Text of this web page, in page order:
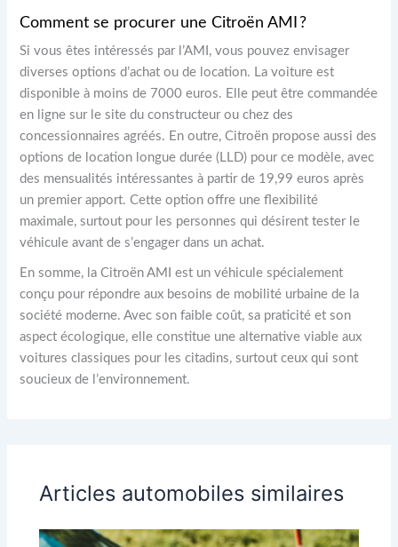
Comment se procurer une Citroën AMI ?
Si vous êtes intéressés par l’AMI, vous pouvez envisager
diverses options d’achat ou de location. La voiture est
disponible à moins de 7000 euros. Elle peut être commandée
en ligne sur le site du constructeur ou chez des
concessionnaires agréés. En outre, Citroën propose aussi des
options de location longue durée (LLD) pour ce modèle, avec
des mensualités intéressantes à partir de 19,99 euros après
un premier apport. Cette option offre une flexibilité
maximale, surtout pour les personnes qui désirent tester le
véhicule avant de s’engager dans un achat.
En somme, la Citroën AMI est un véhicule spécialement
conçu pour répondre aux besoins de mobilité urbaine de la
société moderne. Avec son faible coût, sa praticité et son
aspect écologique, elle constitue une alternative viable aux
voitures classiques pour les citadins, surtout ceux qui sont
soucieux de l’environnement.
Articles automobiles similaires